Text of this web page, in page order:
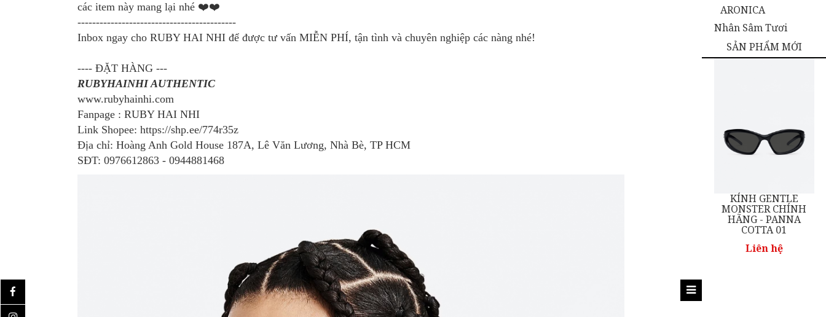
các item này mang lại nhé ❤️❤️
-------------------------------------------
Inbox ngay cho RUBY HAI NHI để được tư vấn MIỄN PHÍ, tận tình và chuyên nghiệp các nàng nhé!
---- ĐẶT HÀNG ---
RUBYHAINHI AUTHENTIC
www.rubyhainhi.com
Fanpage : RUBY HAI NHI
Link Shopee: https://shp.ee/774r35z
Địa chỉ: Hoàng Anh Gold House 187A, Lê Văn Lương, Nhà Bè, TP HCM
SĐT: 0976612863 - 0944881468
ARONICA
Nhân Sâm Tươi
SẢN PHẨM MỚI
Liên hệ
KÍNH GENTLE
MONSTER CHÍNH
HÃNG - MOLTA 01
Liên hệ